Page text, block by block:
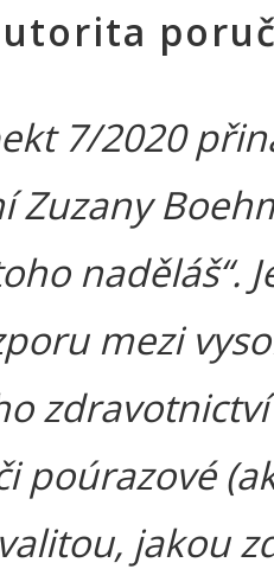
7/2020
Zuzany
naděláš“.
mezi
poúrazové
jakou